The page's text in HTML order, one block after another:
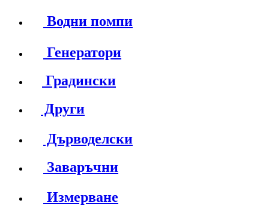
Водни помпи
Генератори
Градински
Други
Дърводелски
Заваръчни
Измерване